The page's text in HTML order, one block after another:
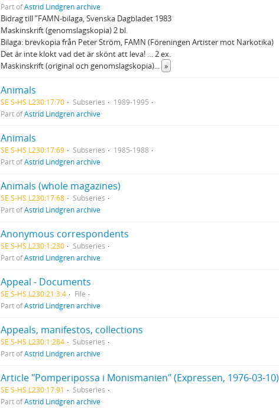
Part ofAstrid Lindgren archive
Bidrag till ”FAMN-bilaga, Svenska Dagbladet 1983
Maskinskrift (genomslagskopia) 2 bl.
Bilaga: brevkopia från Peter Ström, FAMN (Föreningen Artister mot Narkotika)
Det är inte klokt vad det är skönt att leva! … 2 ex.
Maskinskrift (original och genomslagskopia)
»
Animals
SE S-HS L230:17:70 Subseries
1989-1995
Part ofAstrid Lindgren archive
Animals
SE S-HS L230:17:69 Subseries
1985-1988
Part ofAstrid Lindgren archive
Animals (whole magazines)
SE S-HS L230:17:68
Subseries
Part ofAstrid Lindgren archive
Anonymous correspondents
SE S-HS L230:1:230
Subseries
Part ofAstrid Lindgren archive
Appeal - Documents
SE S-HS L230:21:3:4
File
Part ofAstrid Lindgren archive
Appeals, manifestos, collections
SE S-HS L230:1:284
Subseries
Part ofAstrid Lindgren archive
Article "Pomperipossa i Monismanien" (Expressen, 1976-03-10)
SE S-HS L230:17:91
Subseries
Part ofAstrid Lindgren archive